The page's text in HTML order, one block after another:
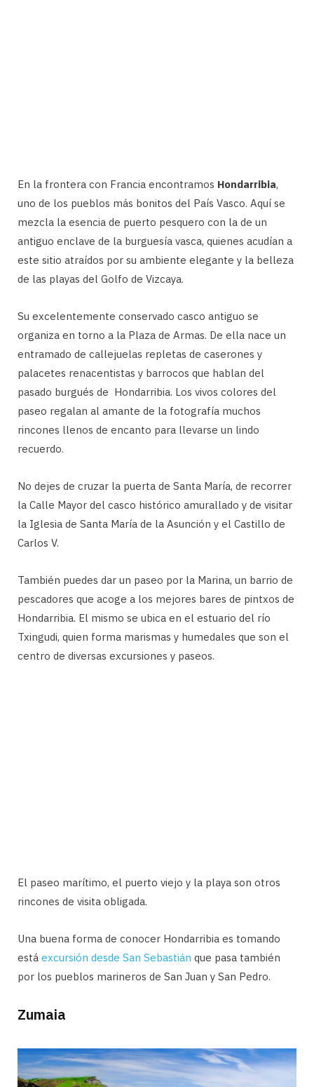
En la frontera con Francia encontramos Hondarribia,
uno de los pueblos más bonitos del País Vasco. Aquí se
mezcla la esencia de puerto pesquero con la de un
antiguo enclave de la burguesía vasca, quienes acudían a
este sitio atraídos por su ambiente elegante y la belleza
de las playas del Golfo de Vizcaya.
Su excelentemente conservado casco antiguo se
organiza en torno a la Plaza de Armas. De ella nace un
entramado de callejuelas repletas de caserones y
palacetes renacentistas y barrocos que hablan del
pasado burgués de Hondarribia. Los vivos colores del
paseo regalan al amante de la fotografía muchos
rincones llenos de encanto para llevarse un lindo
recuerdo.
No dejes de cruzar la puerta de Santa María, de recorrer
la Calle Mayor del casco histórico amurallado y de visitar
la Iglesia de Santa María de la Asunción y el Castillo de
Carlos V.
También puedes dar un paseo por la Marina, un barrio de
pescadores que acoge a los mejores bares de pintxos de
Hondarribia. El mismo se ubica en el estuario del río
Txingudi, quien forma marismas y humedales que son el
centro de diversas excursiones y paseos.
El paseo marítimo, el puerto viejo y la playa son otros
rincones de visita obligada.
Una buena forma de conocer Hondarribia es tomando
está excursión desde San Sebastián que pasa también
por los pueblos marineros de San Juan y San Pedro.
Zumaia